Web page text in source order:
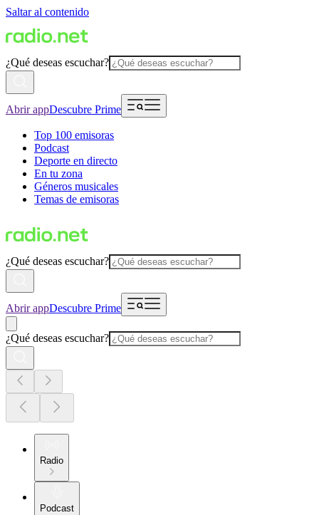
Saltar al contenido
¿Qué deseas escuchar?
Abrir appDescubre Prime
Top 100 emisoras
Podcast
Deporte en directo
En tu zona
Géneros musicales
Temas de emisoras
¿Qué deseas escuchar?
Abrir appDescubre Prime
¿Qué deseas escuchar?
Radio
Podcast